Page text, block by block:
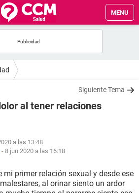
MENU
Siguiente Tema
al tener relaciones
a las 13:48
- 8 jun 2020 a las 16:18
mi primer relación sexual y desde ese
al orinar siento un ardor